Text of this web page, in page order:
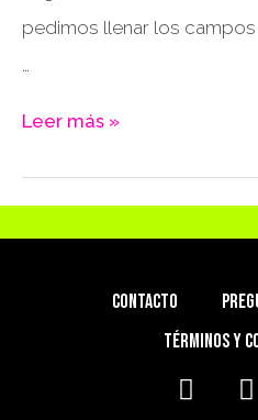
pedimos llenar los
…
Leer más »
CONTACTO
TÉRMINOS Y